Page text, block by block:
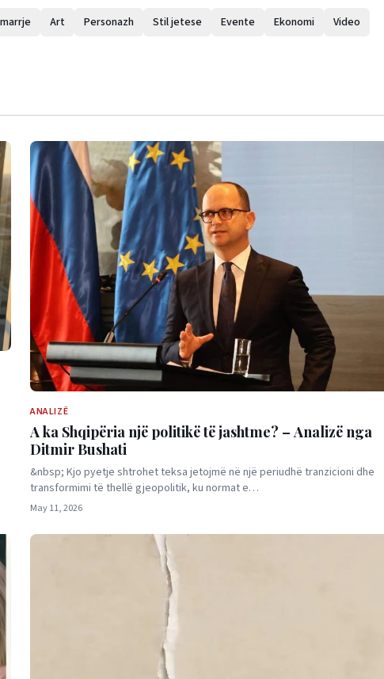
Art Personazh Stil jetese Evente Ekonomi Video
ANALIZË
A ka Shqipëria një politikë të jashtme? – Analizë nga
Ditmir Bushati
&nbsp; Kjo pyetje shtrohet teksa jetojmë në një periudhë tranzicioni dhe
transformimi të thellë gjeopolitik, ku normat e…
May 11, 2026